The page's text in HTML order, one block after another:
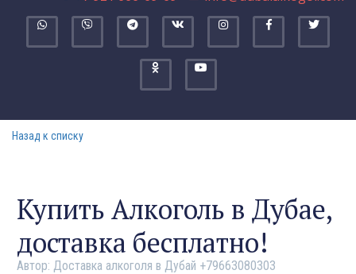
Назад к списку
Купить Алкоголь в Дубае,
доставка бесплатно!
Автор: Доставка алкоголя в Дубай +79663080303